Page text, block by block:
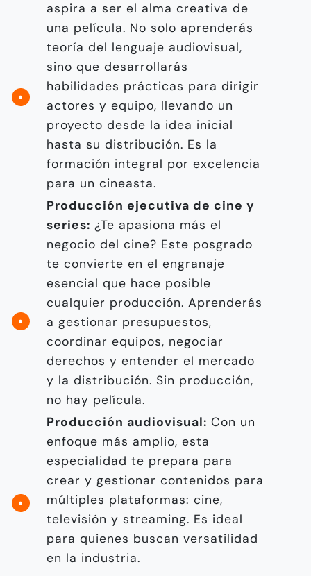
aspira a ser el alma creativa de
una película. No solo aprenderás
teoría del lenguaje audiovisual,
sino que desarrollarás
habilidades prácticas para dirigir
actores y equipo, llevando un
proyecto desde la idea inicial
hasta su distribución. Es la
formación integral por excelencia
para un cineasta.
Producción ejecutiva de cine y
series: ¿Te apasiona más el
negocio del cine? Este posgrado
te convierte en el engranaje
esencial que hace posible
cualquier producción. Aprenderás
a gestionar presupuestos,
coordinar equipos, negociar
derechos y entender el mercado
y la distribución. Sin producción,
no hay película.
Producción audiovisual: Con un
enfoque más amplio, esta
especialidad te prepara para
crear y gestionar contenidos para
múltiples plataformas: cine,
televisión y streaming. Es ideal
para quienes buscan versatilidad
en la industria.